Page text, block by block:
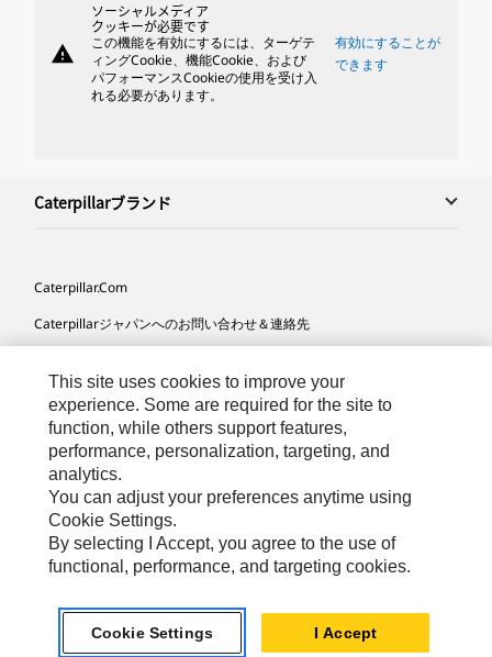
warning
ソーシャルメディア
クッキーが必要です
この機能を有効にするには、ターゲテ
ィングCookie、機能Cookie、および
パフォーマンスCookieの使用を受け入
れる必要があります。
有効にすることが
できます
Caterpillarブランド
Caterpillar.com
Caterpillarジャパンへのお問い合わせ＆連絡先
サイト･マップ
Cookie Settings
法的事項
プライバシー
Japanese
載を禁じます）
This site uses cookies to improve your
experience. Some are required for the site to
function, while others support features,
performance, personalization, targeting, and
analytics.
You can adjust your preferences anytime using
Cookie Settings.
By selecting I Accept, you agree to the use of
functional, performance, and targeting cookies.
Cookie Settings I Accept